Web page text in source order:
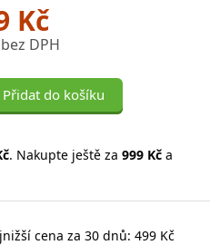
Kč
DPH
Přidat do košíku
. Nakupte ještě za 999 Kč a
cena za 30 dnů: 499 Kč